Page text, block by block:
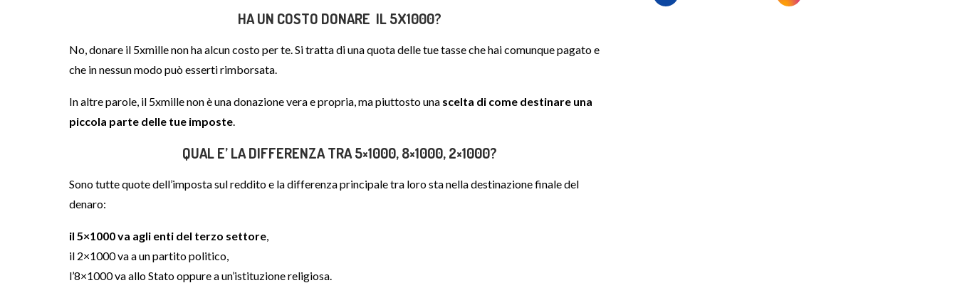
HA UN COSTO DONARE IL 5X1000?
No, donare il 5xmille non ha alcun costo per te. Si tratta di una quota delle tue tasse che hai comunque pagato e
che in nessun modo può esserti rimborsata.
In altre parole, il 5xmille non è una donazione vera e propria, ma piuttosto una scelta di come destinare una
piccola parte delle tue imposte.
QUAL E’ LA DIFFERENZA TRA 5×1000, 8×1000, 2×1000?
Sono tutte quote dell’imposta sul reddito e la differenza principale tra loro sta nella destinazione finale del
denaro:
il 5×1000 va agli enti del terzo settore,
il 2×1000 va a un partito politico,
l’8×1000 va allo Stato oppure a un’istituzione religiosa.